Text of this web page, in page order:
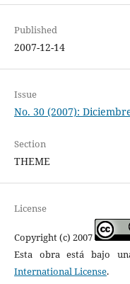
Published
2007-12-14
Issue
No. 30 (2007):
Section
THEME
License
Copyright (c) 2007
Esta obra está bajo
International License.